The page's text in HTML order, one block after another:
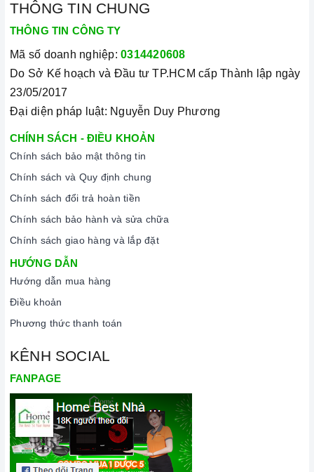
THÔNG TIN CHUNG
THÔNG TIN CÔNG TY
Mã số doanh nghiệp: 0314420608
Do Sở Kế hoạch và Đầu tư TP.HCM cấp Thành lập ngày
23/05/2017
Đại diện pháp luật: Nguyễn Duy Phương
CHÍNH SÁCH - ĐIỀU KHOẢN
Chính sách bảo mật thông tin
Chính sách và Quy định chung
Chính sách đổi trả hoàn tiền
Chính sách bảo hành và sửa chữa
Chính sách giao hàng và lắp đặt
HƯỚNG DẪN
Hướng dẫn mua hàng
Điều khoản
Phương thức thanh toán
KÊNH SOCIAL
FANPAGE